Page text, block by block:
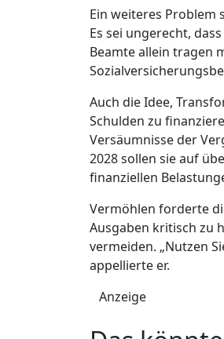
Ein weiteres Problem
Es sei ungerecht,
Beamte allein tragen
Auch die Idee,
Schulden zu
Versäumnisse der
2028 sollen sie auf
finanziellen
Vermöhlen forderte
Ausgaben kritisch zu
vermeiden. „Nutzen
appellierte er.
Anzeige